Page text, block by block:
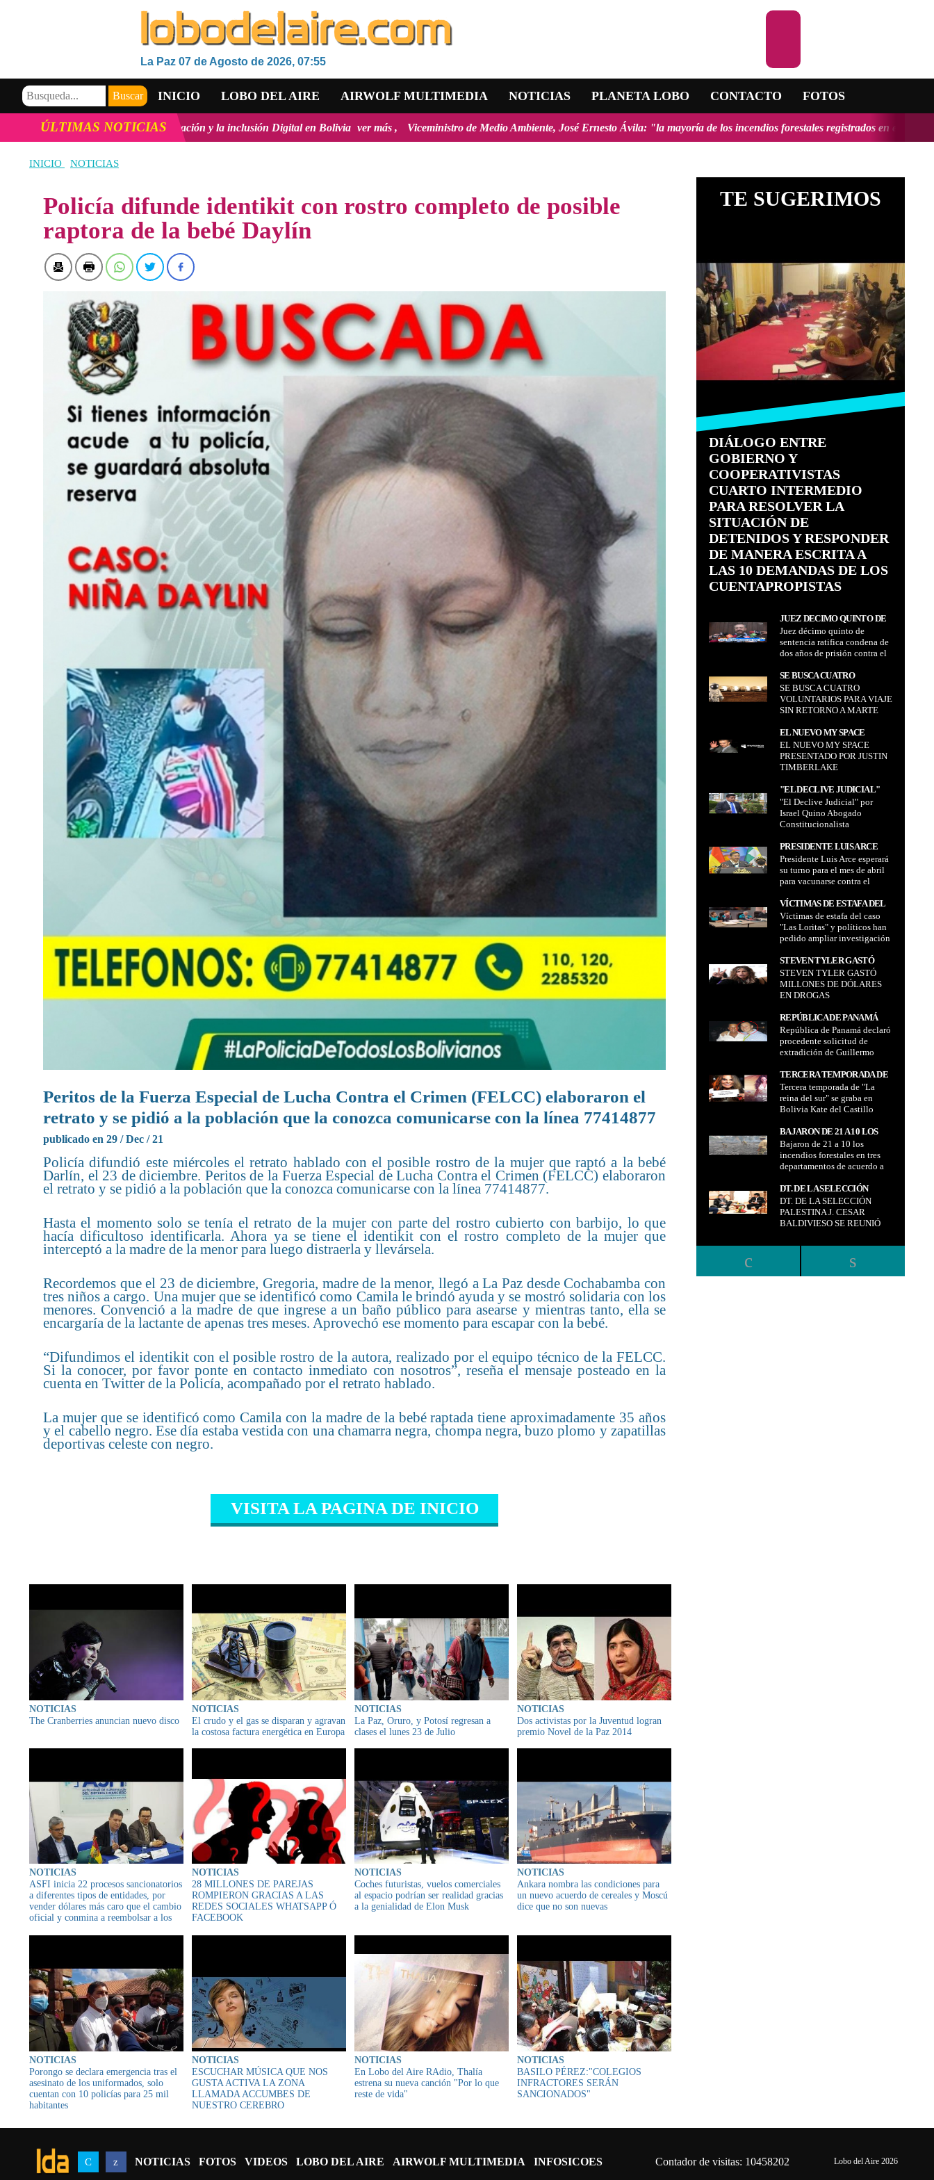
La Paz 07 de Agosto de 2026, 07:55
INICIO LOBO DEL AIRE AIRWOLF MULTIMEDIA NOTICIAS PLANETA LOBO CONTACTO FOTOS
VIDEOS
ÚLTIMAS NOTICIAS
la innovación y la inclusión Digital en Bolivia ver más Viceministro de Medio Ambiente, José Ernesto Ávila: "la mayoría de los incendios forestales registrados en el país fueron provocados y
INICIO NOTICIAS
Policía difunde identikit con rostro completo de posible
raptora de la bebé Daylín
Peritos de la Fuerza Especial de Lucha Contra el Crimen (FELCC) elaboraron el
retrato y se pidió a la población que la conozca comunicarse con la línea 77414877
publicado en 29 / Dec / 21
Policía difundió este miércoles el retrato hablado con el posible rostro de la mujer que raptó a la bebé
Darlín, el 23 de diciembre. Peritos de la Fuerza Especial de Lucha Contra el Crimen (FELCC) elaboraron
el retrato y se pidió a la población que la conozca comunicarse con la línea 77414877.
Hasta el momento solo se tenía el retrato de la mujer con parte del rostro cubierto con barbijo, lo que
hacía dificultoso identificarla. Ahora ya se tiene el identikit con el rostro completo de la mujer que
interceptó a la madre de la menor para luego distraerla y llevársela.
Recordemos que el 23 de diciembre, Gregoria, madre de la menor, llegó a La Paz desde Cochabamba con
tres niños a cargo. Una mujer que se identificó como Camila le brindó ayuda y se mostró solidaria con los
menores. Convenció a la madre de que ingrese a un baño público para asearse y mientras tanto, ella se
encargaría de la lactante de apenas tres meses. Aprovechó ese momento para escapar con la bebé.
“Difundimos el identikit con el posible rostro de la autora, realizado por el equipo técnico de la FELCC.
Si la conocer, por favor ponte en contacto inmediato con nosotros”, reseña el mensaje posteado en la
cuenta en Twitter de la Policía, acompañado por el retrato hablado.
La mujer que se identificó como Camila con la madre de la bebé raptada tiene aproximadamente 35 años
y el cabello negro. Ese día estaba vestida con una chamarra negra, chompa negra, buzo plomo y zapatillas
deportivas celeste con negro.
VISITA LA PAGINA DE INICIO
NOTICIAS
The Cranberries anuncian nuevo disco
NOTICIAS
El crudo y el gas se disparan y agravan
la costosa factura energética en Europa
NOTICIAS
La Paz, Oruro, y Potosí regresan a
clases el lunes 23 de Julio
NOTICIAS
Dos activistas por la Juventud logran
premio Novel de la Paz 2014
NOTICIAS
ASFI inicia 22 procesos sancionatorios
a diferentes tipos de entidades, por
vender dólares más caro que el cambio
oficial y conmina a reembolsar a los
NOTICIAS
28 MILLONES DE PAREJAS
ROMPIERON GRACIAS A LAS
REDES SOCIALES WHATSAPP Ó
FACEBOOK
NOTICIAS
Coches futuristas, vuelos comerciales
al espacio podrían ser realidad gracias
a la genialidad de Elon Musk
NOTICIAS
Ankara nombra las condiciones para
un nuevo acuerdo de cereales y Moscú
dice que no son nuevas
NOTICIAS
Porongo se declara emergencia tras el
asesinato de los uniformados, solo
cuentan con 10 policías para 25 mil
habitantes
NOTICIAS
ESCUCHAR MÚSICA QUE NOS
GUSTA ACTIVA LA ZONA
LLAMADA ACCUMBES DE
NUESTRO CEREBRO
NOTICIAS
En Lobo del Aire RAdio, Thalía
estrena su nueva canción "Por lo que
reste de vida"
NOTICIAS
BASILO PÉREZ:"COLEGIOS
INFRACTORES SERÁN
SANCIONADOS"
TE SUGERIMOS
DIÁLOGO ENTRE
GOBIERNO Y
COOPERATIVISTAS
CUARTO INTERMEDIO
PARA RESOLVER LA
SITUACIÓN DE
DETENIDOS Y RESPONDER
DE MANERA ESCRITA A
LAS 10 DEMANDAS DE LOS
CUENTAPROPISTAS
JUEZ DÉCIMO QUINTO DE
SENTENCIA RATIFICA
CONDENA DE DOS AÑOS DE
PRISIÓN CONTRA EL
POR ULTRAJE A LA
WIPHALA
Juez décimo quinto de
sentencia ratifica condena de
dos años de prisión contra el
ultraje a la wiphala
SE BUSCA CUATRO
VOLUNTARIOS PARA VIAJE
SIN RETORNO A MARTE
SE BUSCA CUATRO
VOLUNTARIOS PARA VIAJE
SIN RETORNO A MARTE
EL NUEVO MY SPACE
PRESENTADO POR JUSTIN
TIMBERLAKE
EL NUEVO MY SPACE
PRESENTADO POR JUSTIN
TIMBERLAKE
"EL DECLIVE JUDICIAL"
POR ISRAEL QUINO
ABOGADO
CONSTITUCIONALISTA
"El Declive Judicial" por
Israel Quino Abogado
Constitucionalista
PRESIDENTE LUIS ARCE
ESPERARÁ SU TURNO PARA
EL MES DE ABRIL PARA
VACUNARSE CONTRA EL
COVID-19
Presidente Luis Arce esperará
su turno para el mes de abril
para vacunarse contra el
VÍCTIMAS DE ESTAFA DEL
CASO "LAS LORITAS" Y
POLÍTICOS HAN PEDIDO
AMPLIAR INVESTIGACIÓN
CONTRA ALCALDE IVÁN
ARIAS POR
SUPUESTAMENTE
FAVORECER AL
LORA
Víctimas de estafa del caso
"Las Loritas" y políticos han
pedido ampliar investigación
supuestamente favorecer al
empresario Harold Lora
STEVEN TYLER GASTÓ
MILLONES DE DÓLARES
EN DROGAS
STEVEN TYLER GASTÓ
MILLONES DE DÓLARES
EN DROGAS
REPÚBLICA DE PANAMÁ
DECLARÓ PROCEDENTE
SOLICITUD DE
EXTRADICIÓN DE
DE LOS PRINCIPALES
IMPLICADOS EL CASO DE
"800 ÍTEMS FANTASMAS"
República de Panamá declaró
procedente solicitud de
extradición de Guillermo
implicados el caso de "800
ítems fantasmas"
TERCERA TEMPORADA DE
"LA REINA DEL SUR" SE
GRABA EN BOLIVIA KATE
DEL CASTILLO LLEGÓ AL
Tercera temporada de "La
reina del sur" se graba en
Bolivia Kate del Castillo
BAJARON DE 21 A 10 LOS
INCENDIOS FORESTALES
EN TRES DEPARTAMENTOS
DE ACUERDO A DEFENSA
Bajaron de 21 a 10 los
incendios forestales en tres
departamentos de acuerdo a
DT. DE LA SELECCIÓN
PALESTINA J. CESAR
BALDIVIESO SE REUNIÓ
CON EL PRESIDENTE DE
DT. DE LA SELECCIÓN
PALESTINA J. CESAR
BALDIVIESO SE REUNIÓ
BOLIVIA EVO MORALES
NOTICIAS FOTOS VIDEOS LOBO DEL AIRE AIRWOLF MULTIMEDIA INFOSICOES Contador de visitas: 10458202 Lobo del Aire 2026